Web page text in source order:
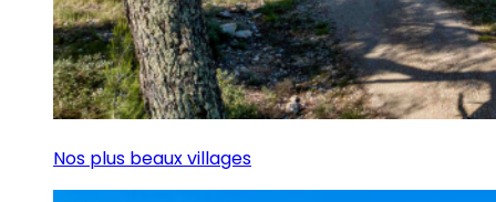
Nos plus beaux villages